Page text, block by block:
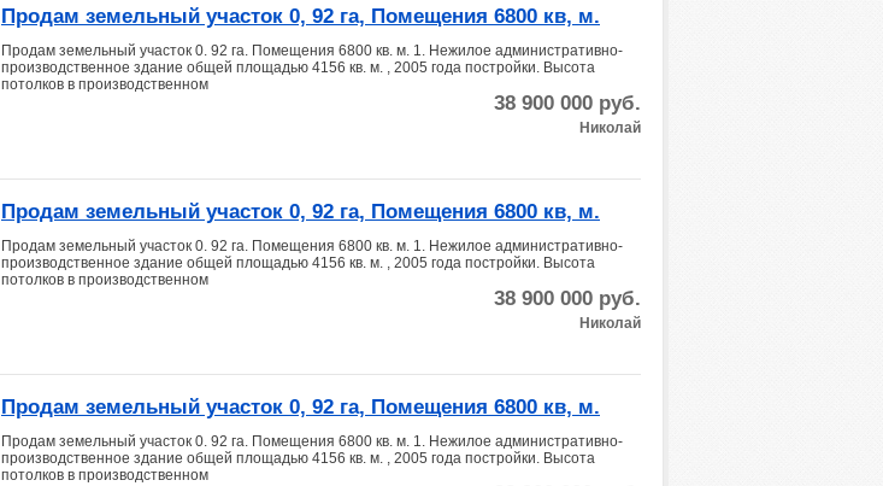
Продам земельный участок 0, 92 га, Помещения 6800 кв, м.
Продам земельный участок 0. 92 га. Помещения 6800 кв. м. 1. Нежилое административно-
производственное здание общей площадью 4156 кв. м. , 2005 года постройки. Высота
потолков в производственном
38 900 000 руб.
Николай
Продам земельный участок 0, 92 га, Помещения 6800 кв, м.
Продам земельный участок 0. 92 га. Помещения 6800 кв. м. 1. Нежилое административно-
производственное здание общей площадью 4156 кв. м. , 2005 года постройки. Высота
потолков в производственном
38 900 000 руб.
Николай
Продам земельный участок 0, 92 га, Помещения 6800 кв, м.
Продам земельный участок 0. 92 га. Помещения 6800 кв. м. 1. Нежилое административно-
производственное здание общей площадью 4156 кв. м. , 2005 года постройки. Высота
потолков в производственном